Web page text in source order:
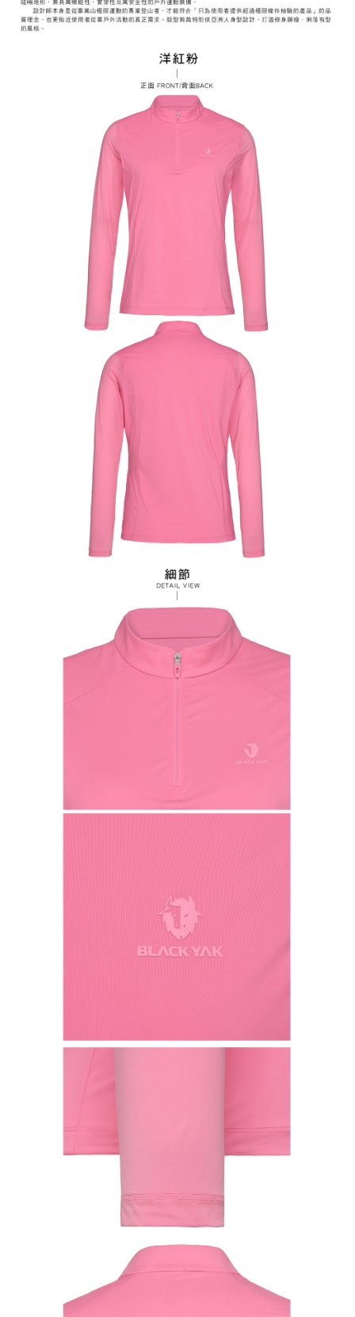
３．未成年的使用者請事先徵得法定代理人或監護人之同意方可使用
「AFTEE先享後付」，若未經同意申辦者引起之損失，本公司不負相關責
４．使用「AFTEE先享後付」時，將依據個別帳號之用戶狀況，依本公司即
時審查核予不同之上限額度；若仍有額度不足之情形，本公司將視審查結果
５．嚴禁一人註冊多個帳號或使用他人資訊註冊。若發現惡意使用之情形，
恩沛科技股份有限公司將有權停止該用戶之使用額度並採取法律行動。
宅配